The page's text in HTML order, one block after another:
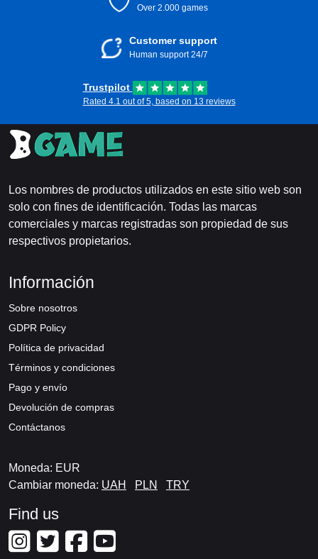
Over 2.000 games
Customer support
Human support 24/7
Trustpilot
Rated 4.1 out of 5, based on 13 reviews
Los nombres de productos utilizados en este sitio web son
solo con fines de identificación. Todas las marcas
comerciales y marcas registradas son propiedad de sus
respectivos propietarios.
Información
Sobre nosotros
GDPR Policy
Política de privacidad
Términos y condiciones
Pago y envío
Devolución de compras
Contáctanos
Moneda: EUR
Cambiar moneda: UAH PLN TRY
Find us